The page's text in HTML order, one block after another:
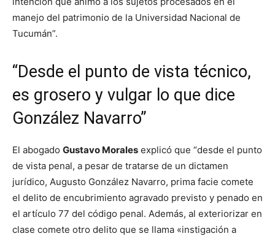
manejo del patrimonio de la Universidad Nacional de
Tucumán”.
“Desde el punto de vista técnico,
es grosero y vulgar lo que dice
González Navarro”
El abogado Gustavo Morales explicó que “desde el punto
de vista penal, a pesar de tratarse de un dictamen
jurídico, Augusto González Navarro, prima facie comete
el delito de encubrimiento agravado previsto y penado en
el artículo 77 del código penal. Además, al exteriorizar en
clase comete otro delito que se llama «instigación a